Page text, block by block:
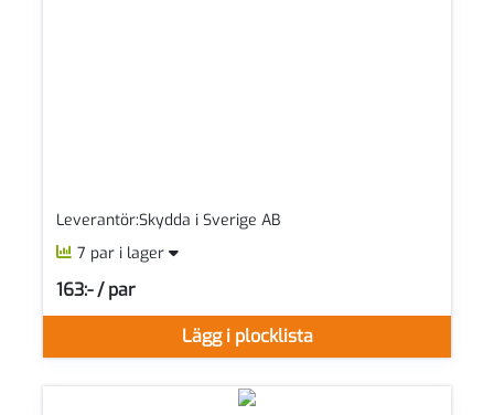
Leverantör:Skydda i Sverige AB
7 par i lager
Lägg i plocklista
163:- / par
SEK per PAR